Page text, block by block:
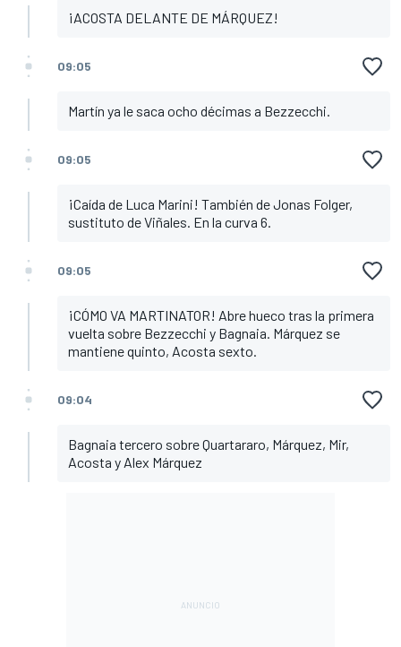
¡ACOSTA DELANTE DE MÁRQUEZ!
09:05
Martín ya le saca ocho décimas a Bezzecchi.
09:05
¡Caída de Luca Marini! También de Jonas Folger,
sustituto de Viñales. En la curva 6.
09:05
¡CÓMO VA MARTINATOR! Abre hueco tras la primera
vuelta sobre Bezzecchi y Bagnaia. Márquez se
mantiene quinto, Acosta sexto.
09:04
Bagnaia tercero sobre Quartararo, Márquez, Mir,
Acosta y Alex Márquez